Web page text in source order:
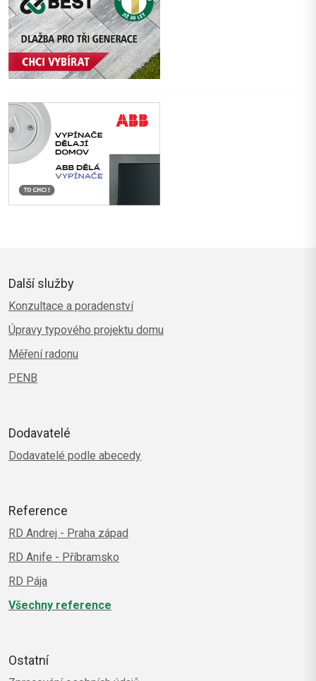
Další služby
Konzultace a poradenství
Úpravy typového projektu domu
Měření radonu
PENB
Dodavatelé
Dodavatelé podle abecedy
Reference
RD Andrej - Praha západ
RD Anife - Příbramsko
RD Pája
Všechny reference
Ostatní